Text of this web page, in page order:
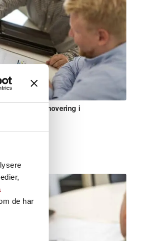
de har
energirenovering i